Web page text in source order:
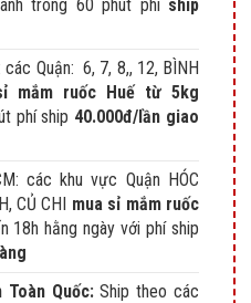
trong 60 phút phí ship
các Quận: 6, 7, 8,, 12, BÌNH
mắm ruốc Huế từ 5kg
phí ship 40.000đ/lần giao
các khu vực Quận HÓC
CỦ CHI mua sỉ mắm ruốc
18h hằng ngày với phí ship
Quốc:Ship theo các